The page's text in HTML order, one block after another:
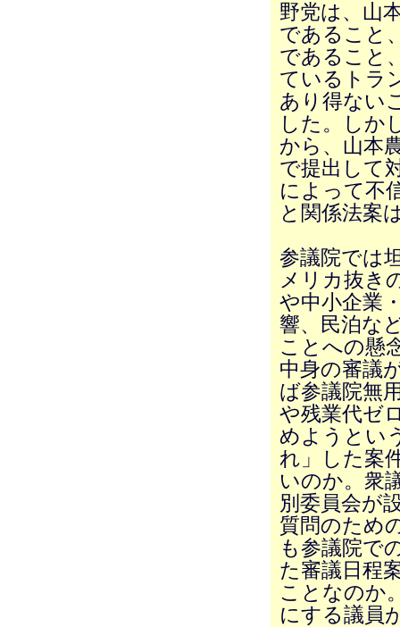
野党は、山
であること
であること
ているトラ
あり得ない
した。しか
から、山本
で提出して
によって不
と関係法案
参議院では
メリカ抜き
や中小企業
響、民泊な
ことへの懸
中身の審議
ば参議院無
や残業代ゼ
めようとい
れ」した案
いのか。衆
別委員会が
質問のため
も参議院で
た審議日程
ことなのか
にする議員